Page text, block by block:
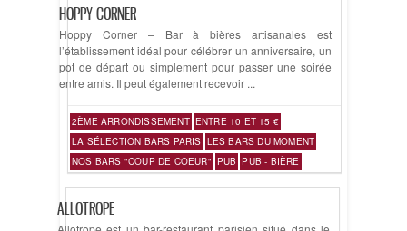
HOPPY CORNER
Hoppy Corner – Bar à bières artisanales est
l’établissement idéal pour célébrer un anniversaire, un
pot de départ ou simplement pour passer une soirée
entre amis. Il peut également recevoir ...
2ÈME ARRONDISSEMENT ENTRE 10 ET 15 €
LA SÉLECTION BARS PARIS LES BARS DU MOMENT
NOS BARS "COUP DE COEUR" PUB PUB - BIÈRE
ALLOTROPE